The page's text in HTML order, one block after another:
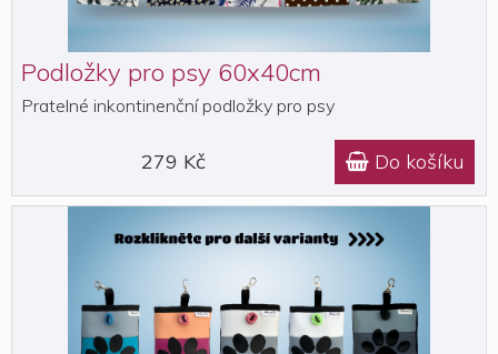
Podložky pro psy 60x40cm
Pratelné inkontinenční podložky pro psy
279 Kč  Do košíku